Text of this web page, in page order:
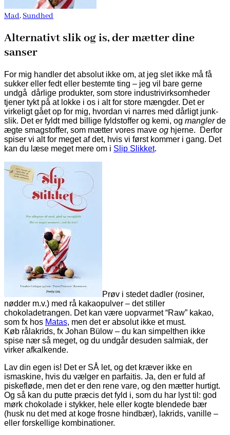
Mad, Sundhed
Alternativt slik og is, der mætter dine
sanser
For mig handler det absolut ikke om, at jeg slet ikke må få
sukker eller fedt eller bestemte ting – jeg vil bare gerne
undgå dårlige produkter, som store industrivirksomheder
tjener tykt på at lokke i os i alt for store mængder. Det er
virkeligt gået op for mig, hvordan vi narres med dårligt junk-
slik. Det er fyldt med billige fyldstoffer og kemi, og manglerde
ægte smagstoffer, som mætter vores mave og hjerne. Derfor
spiser vi alt for meget af det, hvis vi først kommer i gang. Det
kan du læse meget mere om i Slip Slikket.
Prøv i stedet dadler (rosiner,
nødder m.v.) med rå kakaopulver – det stiller
chokoladetrangen. Det kan være uopvarmet “Raw” kakao,
som fx hos Matas, men det er absolut ikke et must.
Køb rålakrids, fx Johan Bülow – du kan simpelthen ikke
spise nær så meget, og du undgår desuden salmiak, der
virker afkalkende.
Lav din egen is! Det er SÅ let, og det kræver ikke en
ismaskine, hvis du vælger en parfaitis. Ja, den er fuld af
piskefløde, men det er den rene vare, og den mætter hurtigt.
Og så kan du putte præcis det fyld i, som du har lyst til: god
mørk chokolade i stykker, hele eller kogte blendede bær
(husk nu det med at koge frosne hindbær), lakrids, vanille –
eller forskellige kombinationer.